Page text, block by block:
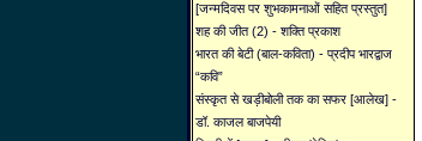
[जन्मदिवस पर शुभकामनाओं सहित प्रस्तुत]
शह की जीत (2) - शक्ति प्रकाश
भारत की बेटी (बाल-कविता) - प्रदीप भारद्वाज
“कवि”
संस्कृत से खड़ीबोली तक का सफर [आलेख] -
डॉ. काजल बाजपेयी